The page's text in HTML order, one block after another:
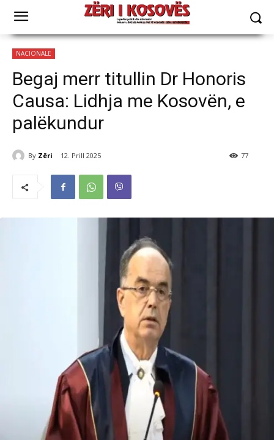
NACIONALE
Begaj merr titullin Dr Honoris
Causa: Lidhja me Kosovën, e
palëkundur
By Zëri 12. Prill 2025 77